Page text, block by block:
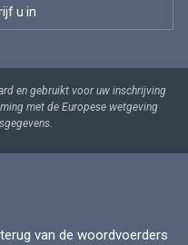
en gebruikt voor uw inschrijving
met de Europese wetgeving
van de woordvoerders